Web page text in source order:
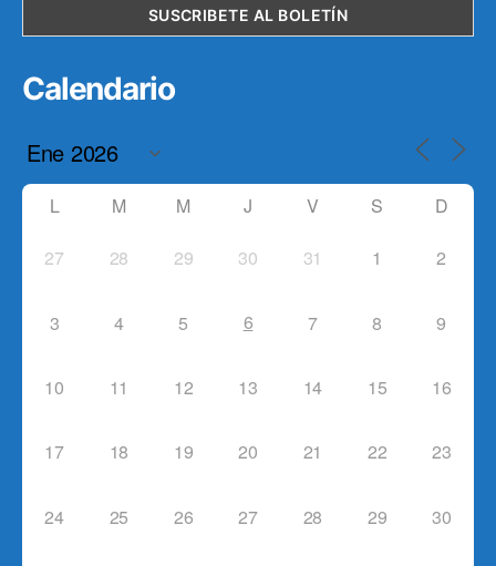
Calendario
L M M J V S D
27 28 29 30 31 1 2
3 4 5 6 7 8 9
10 11 12 13 14 15 16
17 18 19 20 21 22 23
24 25 26 27 28 29 30